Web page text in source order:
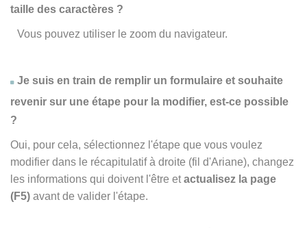
taille des caractères ?
Vous pouvez utiliser le zoom du navigateur.
Je suis en train de remplir un formulaire et souhaite
revenir sur une étape pour la modifier, est-ce possible
?
Oui, pour cela, sélectionnez l'étape que vous voulez
modifier dans le récapitulatif à droite (fil d'Ariane), changez
les informations qui doivent l'être etactualisez la page
(F5) avant de valider l'étape.